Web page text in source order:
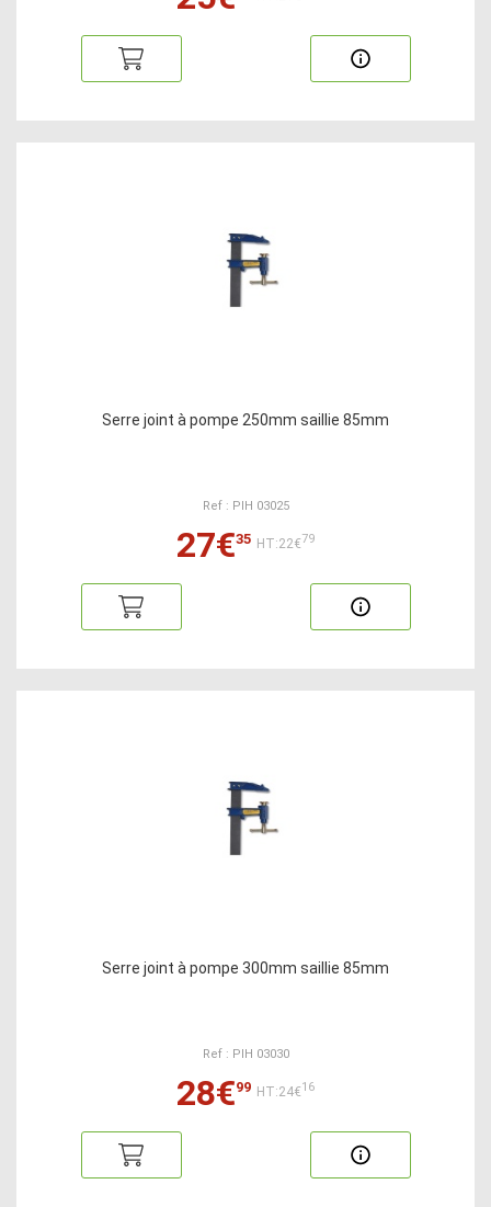
Serre joint à pompe 250mm saillie 85mm
Ref : PIH 03025
27€35 HT:22€79
Serre joint à pompe 300mm saillie 85mm
Ref : PIH 03030
28€99 HT:24€16